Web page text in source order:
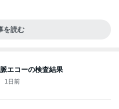
を読む
エコーの検査結果
1日前